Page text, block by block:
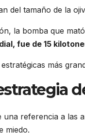
del tamaño de la
la bomba que
fue de 15
más
una referencia a las
miedo.